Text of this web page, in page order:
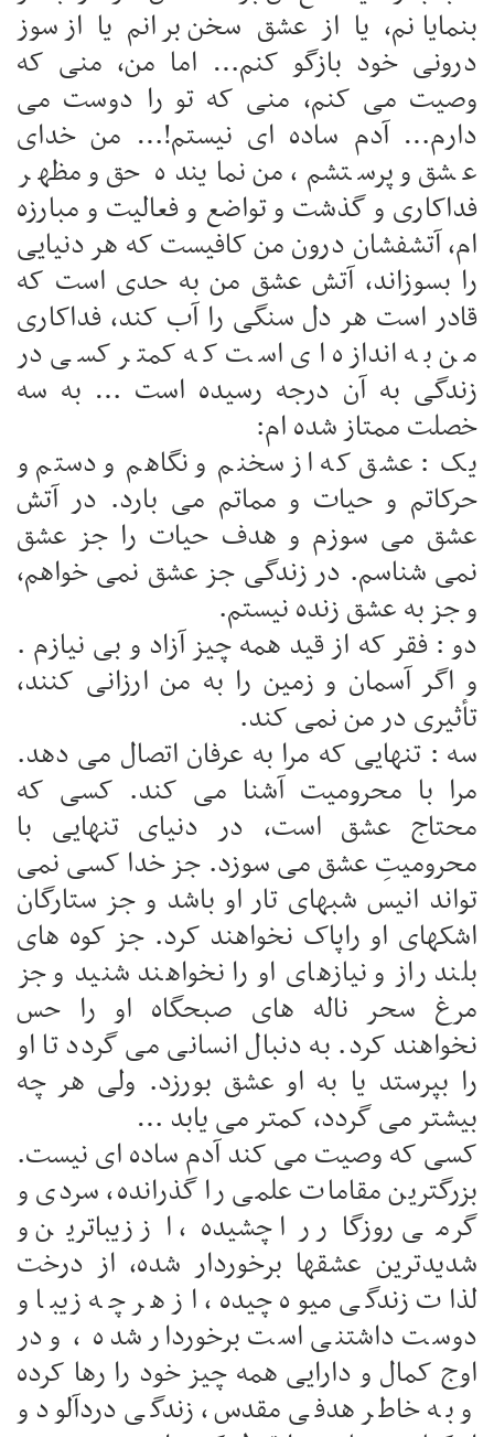
بنمایانم، یا از عشق سخن برانم یا از سوز
درونی خود بازگو کنم… اما من، منی که
وصیت می کنم، منی که تو را دوست می
دارم… آدم ساده ای نیستم!… من خدای
عشق و پرستشم، من نماینده حق و مظهر
فداکاری و گذشت و تواضع و فعالیت و مبارزه
ام، آتشفشان درون من کافیست که هر دنیایی
را بسوزاند، آتش عشق من به حدی است که
قادر است هر دل سنگی را آب کند، فداکاری
من به اندازه ای است که کمتر کسی در
زندگی به آن درجه رسیده است … به سه
خصلت ممتاز شده ام:
یک : عشق که از سخنم و نگاهم و دستم و
حرکاتم و حیات و مماتم می بارد. در آتش
عشق می سوزم و هدف حیات را جز عشق
نمی شناسم. در زندگی جز عشق نمی خواهم،
و جز به عشق زنده نیستم.
دو : فقر که از قید همه چیز آزاد و بی نیازم .
و اگر آسمان و زمین را به من ارزانی کنند،
تأثیری در من نمی کند.
سه : تنهایی که مرا به عرفان اتصال می دهد.
مرا با محرومیت آشنا می کند. کسی که
محتاج عشق است، در دنیای تنهایی با
محرومیتِ عشق می سوزد. جز خدا کسی نمی
تواند انیس شبهای تار او باشد و جز ستارگان
اشکهای او راپاک نخواهند کرد. جز کوه های
بلند راز و نیازهای او را نخواهند شنید و جز
مرغ سحر ناله های صبحگاه او را حس
نخواهند کرد. به دنبال انسانی می گردد تا او
را بپرستد یا به او عشق بورزد. ولی هر چه
بیشتر می گردد، کمتر می یابد …
کسی که وصیت می کند آدم ساده ای نیست.
بزرگترین مقامات علمی را گذرانده، سردی و
گرمی روزگار را چشیده، از زیباترین و
شدیدترین عشقها برخوردار شده، از درخت
لذات زندگی میوه چیده، از هر چه زیبا و
دوست داشتنی است برخوردار شده ، و در
اوج کمال و دارایی همه چیز خود را رها کرده
و به خاطر هدفی مقدس، زندگی دردآلود و